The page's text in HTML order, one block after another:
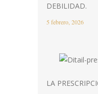
DEBILIDAD.
5 febrero, 2026
LA